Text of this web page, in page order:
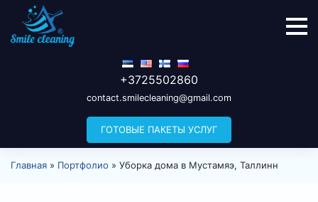
+3725502860
contact.smilecleaning@gmail.com
ГОТОВЫЕ ПАКЕТЫ УСЛУГ
Главная » Портфолио » Уборка дома в Мустамяэ, Таллинн